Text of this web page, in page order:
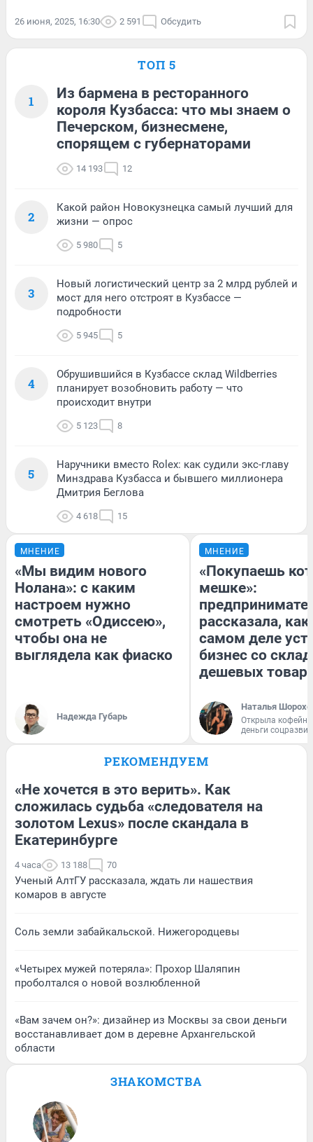
26 июня, 2025, 16:30 2 591 Обсудить
ТОП 5
1
Из бармена в ресторанного
короля Кузбасса: что мы знаем о
Печерском, бизнесмене,
спорящем с губернаторами
14 193 12
2
Какой район Новокузнецка самый лучший для
жизни — опрос
5 980 5
3
Новый логистический центр за 2 млрд рублей и
мост для него отстроят в Кузбассе —
подробности
5 945 5
4
Обрушившийся в Кузбассе склад Wildberries
планирует возобновить работу — что
происходит внутри
5 123 8
5
Наручники вместо Rolex: как судили экс-главу
Минздрава Кузбасса и бывшего миллионера
Дмитрия Беглова
4 618 15
МНЕНИЕ
«Мы видим нового
Нолана»: с каким
настроем нужно
смотреть «Одиссею»,
чтобы она не
выглядела как фиаско
Надежда Губарь
МНЕНИЕ
«Покупаешь
мешке»:
рассказала, как
самом деле
бизнес со
дешевых
Наталья
Открыла
деньги
РЕКОМЕНДУЕМ
«Не хочется в это верить». Как
сложилась судьба «следователя на
золотом Lexus» после скандала в
Екатеринбурге
4 часа 13 188 70
Ученый АлтГУ рассказала, ждать ли нашествия
комаров в августе
Соль земли забайкальской. Нижегородцевы
«Четырех мужей потеряла»: Прохор Шаляпин
проболтался о новой возлюбленной
«Вам зачем он?»: дизайнер из Москвы за свои деньги
восстанавливает дом в деревне Архангельской
области
ЗНАКОМСТВА